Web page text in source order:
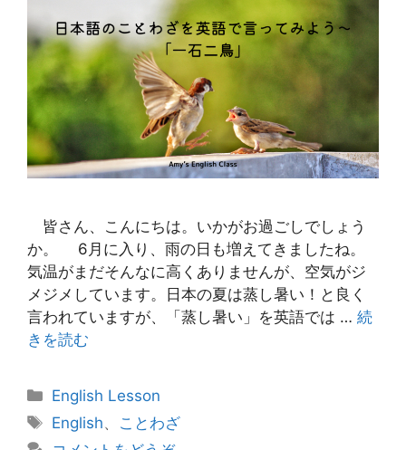
皆さん、こんにちは。いかがお過ごしでしょう
か。 6月に入り、雨の日も増えてきましたね。
気温がまだそんなに高くありませんが、空気がジ
メジメしています。日本の夏は蒸し暑い！と良く
言われていますが、「蒸し暑い」を英語では … 続
きを読む
カ
テ
English Lesson
タ
グ
English、 ことわざ